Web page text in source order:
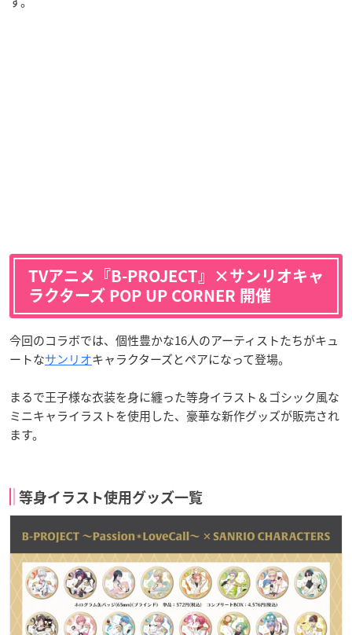
TVアニメ『B-PROJECT』×サンリオキャ
ラクターズ POP UP CORNER 開催
今回のコラボでは、個性豊かな16人のアーティストたちがキュ
ートなサンリオキャラクターズとペアになって登場。
まるで王子様な衣装を身に纏った等身イラスト＆ゴシック風な
ミニキャライラストを使用した、豪華な新作グッズが販売され
ます。
等身イラスト使用グッズ一覧